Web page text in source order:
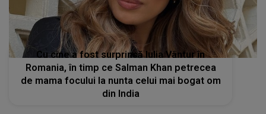
Cu cine a fost surprinsă Iulia Vântur în
Romania, în timp ce Salman Khan petrecea
de mama focului la nunta celui mai bogat om
din India